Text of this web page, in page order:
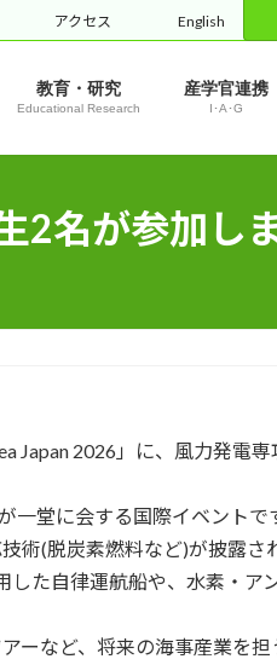
アクセス English
教育・研究
Educational Research
産学官連携
I･A･G
2名が参加し
Japan 2026」に、風力発電
一堂に会する国際イベントで
術(脱炭素燃料など)が披露さ
た自律運航船や、水素・ア
ーなど、将来の海事産業を担